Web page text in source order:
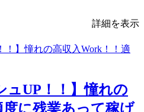
詳細を表示
ュUP！！】憧れの
に残業あって稼げ